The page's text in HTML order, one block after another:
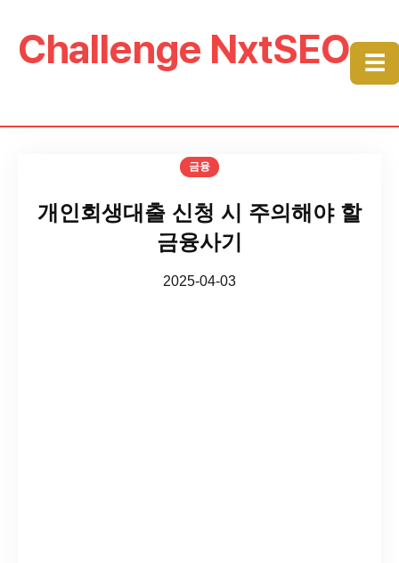
Challenge NxtSEO ☰
금융
개인회생대출 신청 시 주의해야 할
금융사기
2025-04-03